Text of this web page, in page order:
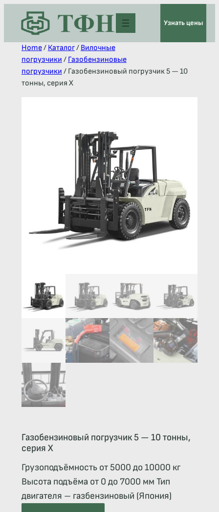
Узнать цены
Home/ Каталог/ Вилочные
погрузчики / Газобензиновые
погрузчики / Газобензиновый погрузчик 5 — 10
тонны, серия X
Газобензиновый погрузчик 5 — 10 тонны,
серия X
Грузоподъёмность от 5000 до 10000 кг
Высота подъёма от 0 до 7000 мм Тип
двигателя – газбензиновый (Япония)